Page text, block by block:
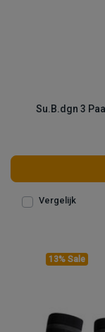
Su.B.dgn 3
Vergelijk
13% Sale